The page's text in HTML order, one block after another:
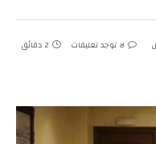
لا توجد تعليقات 2 دقائق